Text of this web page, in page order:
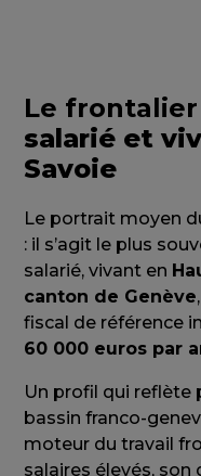
Le
salarié et
Savoie
Le portrait moyen
: il s’agit le plus
salarié, vivant en
canton de Genève
fiscal de référence
60 000 euros par
Un profil qui reflète
bassin franco-
moteur du travail
salaires élevés,